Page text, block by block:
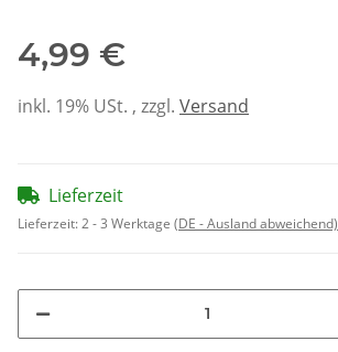
4,99 €
inkl. 19% USt. , zzgl. Versand
Lieferzeit
Lieferzeit:2 - 3 Werktage (DE - Ausland abweichend)